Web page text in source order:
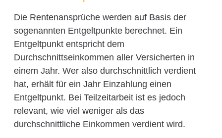
Die Rentenansprüche werden auf Basis der
sogenannten Entgeltpunkte berechnet. Ein
Entgeltpunkt entspricht dem
Durchschnittseinkommen aller Versicherten in
einem Jahr. Wer also durchschnittlich verdient
hat, erhält für ein Jahr Einzahlung einen
Entgeltpunkt. Bei Teilzeitarbeit ist es jedoch
relevant, wie viel weniger als das
durchschnittliche Einkommen verdient wird.